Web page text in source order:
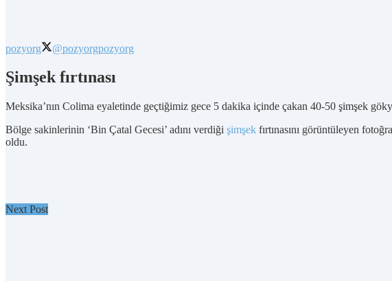
pozyorg @pozyorgpozyorg
Şimşek fırtınası
Meksika’nın Colima eyaletinde geçtiğimiz gece 5 dakika içinde çakan 40-50 şimşek
Bölge sakinlerinin ‘Bin Çatal Gecesi’ adını verdiği şimşek fırtınasını görüntüleyen
oldu.
Next Post